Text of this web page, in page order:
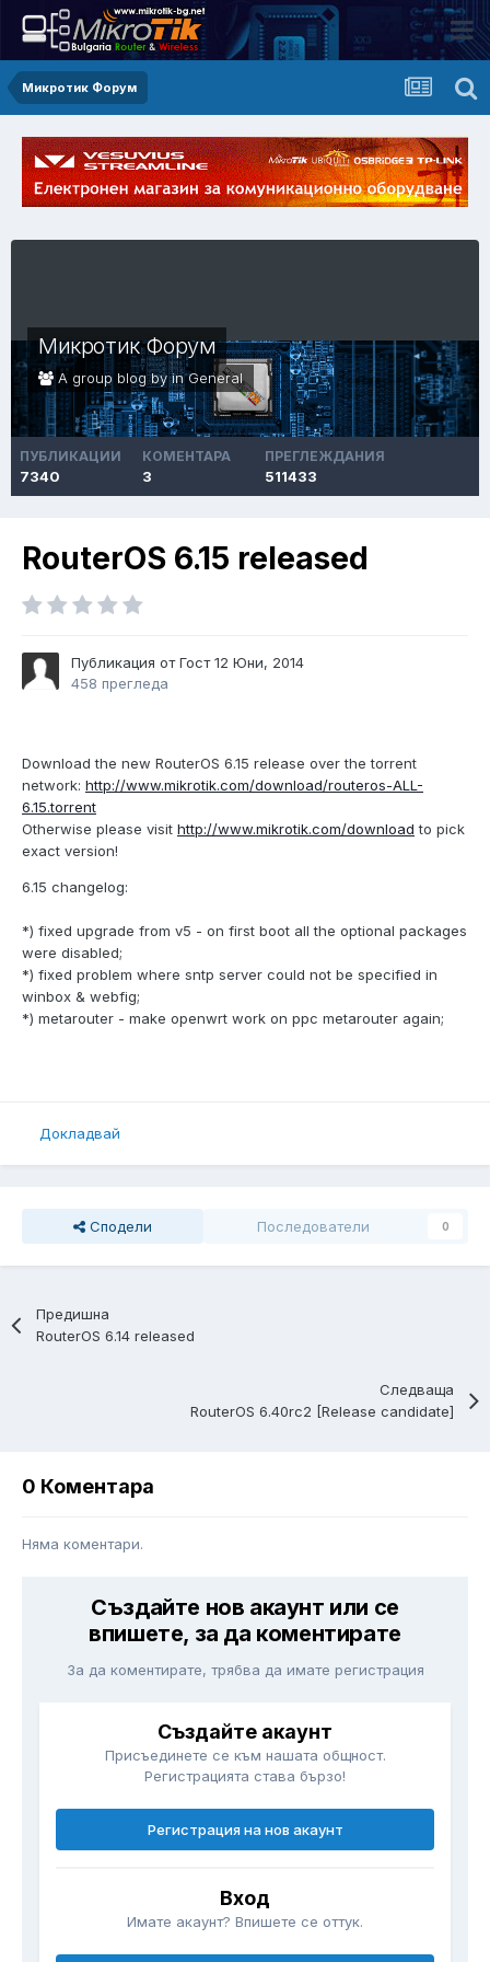
Микротик Форум
Микротик Форум
A group blog by inGeneral
ПУБЛИКАЦИИ
7340
КОМЕНТАРА
3
ПРЕГЛЕЖДАНИЯ
511433
RouterOS 6.15 released
Публикация от Гост12 Юни, 2014
458 прегледа
Download the new RouterOS 6.15 release over the torrent
network: http://www.mikrotik.com/download/routeros-ALL-
6.15.torrent
Otherwise please visit http://www.mikrotik.com/download to pick
exact version!
6.15 changelog:
*) fixed upgrade from v5 - on first boot all the optional packages
were disabled;
*) fixed problem where sntp server could not be specified in
winbox & webfig;
*) metarouter - make openwrt work on ppc metarouter again;
Докладвай
Сподели Последователи 0
Предишна
RouterOS 6.14 released
Следваща
RouterOS 6.40rc2 [Release candidate]
0 Коментара
Няма коментари.
Създайте нов акаунт или се
впишете, за да коментирате
За да коментирате, трябва да имате регистрация
Създайте акаунт
Присъединете се към нашата общност.
Регистрацията става бързо!
Регистрация на нов акаунт
Вход
Имате акаунт? Впишете се оттук.